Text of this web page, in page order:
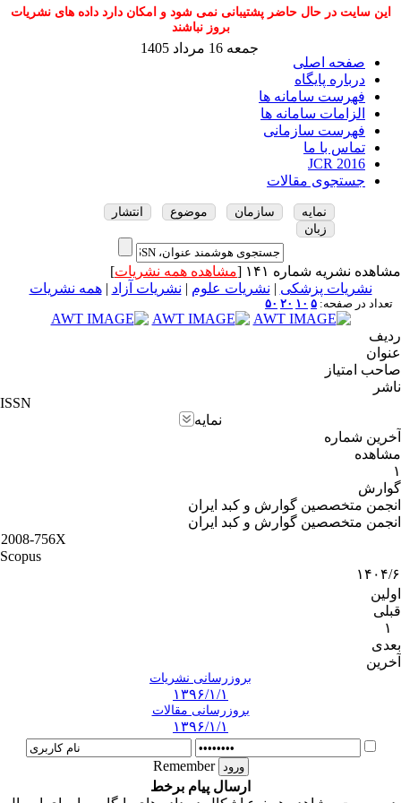
این سایت در حال حاضر پشتیبانی نمی شود و امکان دارد داده های نشریات
بروز نباشند
صفحه اصلی
درباره پایگاه
فهرست سامانه ها
الزامات سامانه ها
فهرست سازمانی
تماس با ما
JCR 2016
جستجوی مقالات
جمعه 16 مرداد 1405
نمایه سازمان موضوع
انتشار
زبان
مشاهده نشریه شماره ۱۴۱ [ مشاهده همه نشریات]
نشریات پزشکی | نشریات علوم | نشریات آزاد |همه نشریات
تعداد در صفحه: ۵ ۱۰ ۲۰ ۵۰
ردیف
عنوان
صاحب امتیاز
ناشر
ISSN
نمایه
آخرین شماره
مشاهده
۱
گوارش
انجمن متخصصین گوارش و کبد ایران
انجمن متخصصین گوارش و کبد ایران
2008-756X
Scopus
۱۴۰۴/۶
اولین
قبلی
۱
بعدی
آخرین
بروزرسانی نشریات
۱۳۹۶/۱/۱
بروزرسانی مقالات
۱۳۹۶/۱/۱
Remember
ارسال پیام برخط